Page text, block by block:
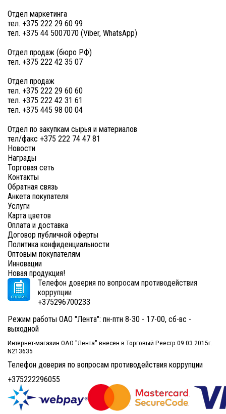
Отдел маркетинга
тел. +375 222 29 60 99
тел. +375 44 5007070 (Viber, WhatsApp)
Отдел продаж (бюро РФ)
тел. +375 222 42 35 07
Отдел продаж
тел. +375 222 29 60 60
тел. +375 222 42 31 61
тел. +375 445 98 00 04
Отдел по закупкам сырья и материалов
тел/факс +375 222 74 47 81
Новости
Награды
Торговая сеть
Контакты
Обратная связь
Анкета покупателя
Услуги
Карта цветов
Оплата и доставка
Договор публичной оферты
Политика конфиденциальности
Оптовым покупателям
Инновации
Новая продукция!
Телефон доверия по вопросам противодействия
коррупции
+375296700233
Режим работы ОАО "Лента": пн-птн 8-30 - 17-00, сб-вс -
выходной
Интернет-магазин ОАО "Лента" внесен в Торговый Реестр 09.03.2015г.
N213635
Телефон доверия по вопросам противодействия коррупции
+375222296055